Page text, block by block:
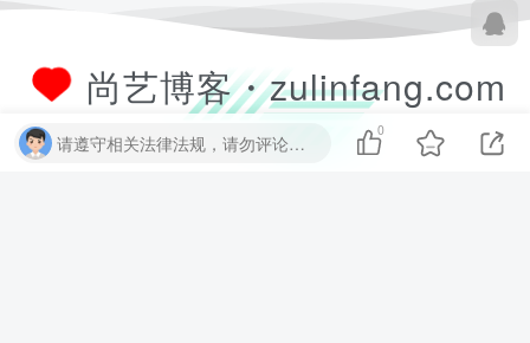
尚艺博客・zulinfang.com
请遵守相关法律法规，请勿评论纯表情、纯数字、纯英文、乱码文字等无用信息，否则关7 天小黑屋！
0